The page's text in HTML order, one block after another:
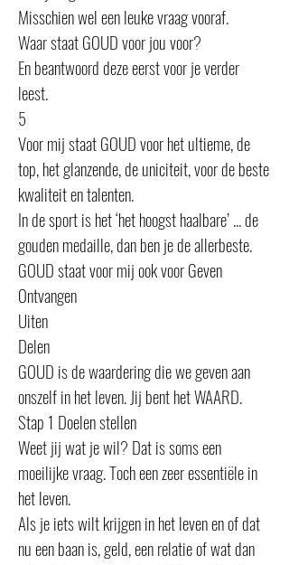
Misschien wel een leuke vraag vooraf.
Waar staat GOUD voor jou voor?
En beantwoord deze eerst voor je verder
leest.
5
Voor mij staat GOUD voor het ultieme, de
top, het glanzende, de uniciteit, voor de beste
kwaliteit en talenten.
In de sport is het ‘het hoogst haalbare’ ... de
gouden medaille, dan ben je de allerbeste.
GOUD staat voor mij ook voor Geven
Ontvangen
Uiten
Delen
GOUD is de waardering die we geven aan
onszelf in het leven. Jij bent het WAARD.
Stap 1 Doelen stellen
Weet jij wat je wil? Dat is soms een
moeilijke vraag. Toch een zeer essentiële in
het leven.
Als je iets wilt krijgen in het leven en of dat
nu een baan is, geld, een relatie of wat dan